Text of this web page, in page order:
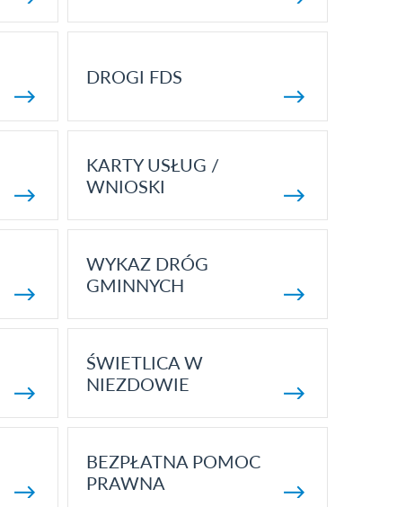
DROGI FDS
KARTY USŁUG /
WNIOSKI
WYKAZ DRÓG
GMINNYCH
ŚWIETLICA W
NIEZDOWIE
BEZPŁATNA POMOC
PRAWNA